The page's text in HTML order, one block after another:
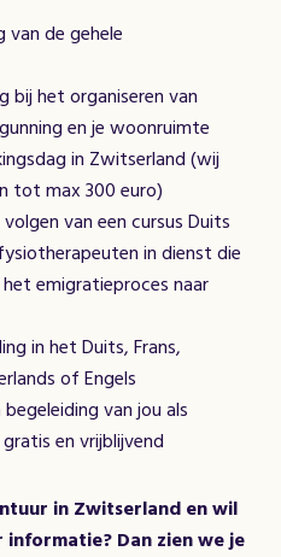
van de gehele
bij het organiseren van
en je woonruimte
in Zwitserland (wij
tot max 300 euro)
van een cursus Duits
in dienst die
emigratieproces naar
in het Duits, Frans,
of Engels
van jou als
en vrijblijvend
in Zwitserland en wil
Dan zien we je